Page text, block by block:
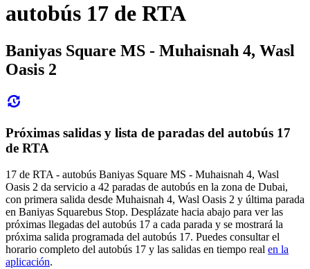
autobús 17 de RTA
Baniyas Square MS - Muhaisnah 4, Wasl
Oasis 2
Próximas salidas y lista de paradas del autobús 17
de RTA
17 de RTA - autobús Baniyas Square MS - Muhaisnah 4, Wasl
Oasis 2 da servicio a 42 paradas de autobús en la zona de Dubai,
con primera salida desde Muhaisnah 4, Wasl Oasis 2 y última parada
en Baniyas Squarebus Stop. Desplázate hacia abajo para ver las
próximas llegadas del autobús 17 a cada parada y se mostrará la
próxima salida programada del autobús 17. Puedes consultar el
horario completo del autobús 17 y las salidas en tiempo real en la
aplicación.